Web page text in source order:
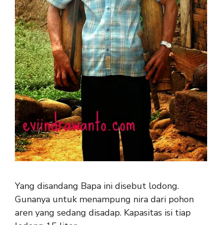
Yang disandang Bapa ini disebut lodong.
Gunanya untuk menampung nira dari pohon
aren yang sedang disadap. Kapasitas isi tiap